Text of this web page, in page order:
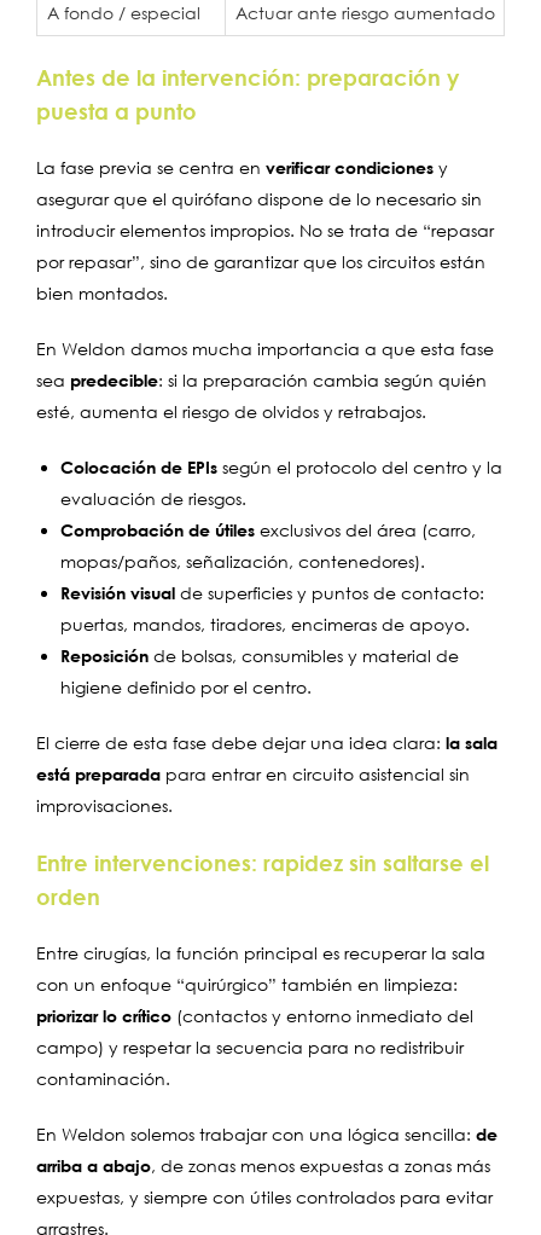
A fondo / especial Actuar ante riesgo aumentado
Antes de la intervención: preparación y
puesta a punto
La fase previa se centra en verificar condiciones y
asegurar que el quirófano dispone de lo necesario sin
introducir elementos impropios. No se trata de “repasar
por repasar”, sino de garantizar que los circuitos están
bien montados.
En Weldon damos mucha importancia a que esta fase
sea predecible: si la preparación cambia según quién
esté, aumenta el riesgo de olvidos y retrabajos.
Colocación de EPIs según el protocolo del centro y la
evaluación de riesgos.
Comprobación de útiles exclusivos del área (carro,
mopas/paños, señalización, contenedores).
Revisión visual de superficies y puntos de contacto:
puertas, mandos, tiradores, encimeras de apoyo.
Reposición de bolsas, consumibles y material de
higiene definido por el centro.
El cierre de esta fase debe dejar una idea clara: la sala
está preparada para entrar en circuito asistencial sin
improvisaciones.
Entre intervenciones: rapidez sin saltarse el
orden
Entre cirugías, la función principal es recuperar la sala
con un enfoque “quirúrgico” también en limpieza:
priorizar lo crítico (contactos y entorno inmediato del
campo) y respetar la secuencia para no redistribuir
contaminación.
En Weldon solemos trabajar con una lógica sencilla: de
arriba a abajo, de zonas menos expuestas a zonas más
expuestas, y siempre con útiles controlados para evitar
arrastres.